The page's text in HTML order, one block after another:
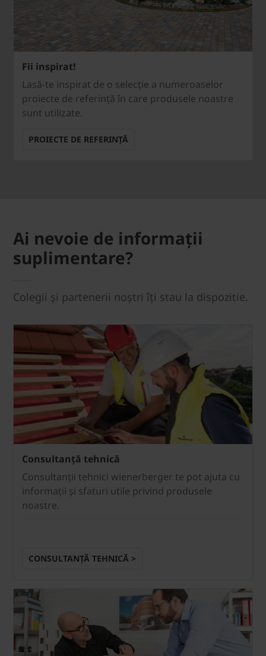
Fii inspirat!
Lasă-te inspirat de o selecție a numeroaselor
proiecte de referință în care produsele noastre
sunt utilizate.
PROIECTE DE REFERINȚĂ
Ai nevoie de informații
suplimentare?
Colegii și partenerii noștri îți stau la dispozitie.
Consultanță tehnică
Consultanții tehnici wienerberger te pot ajuta cu
informații și sfaturi utile privind produsele
noastre.
CONSULTANȚĂ TEHNICĂ >